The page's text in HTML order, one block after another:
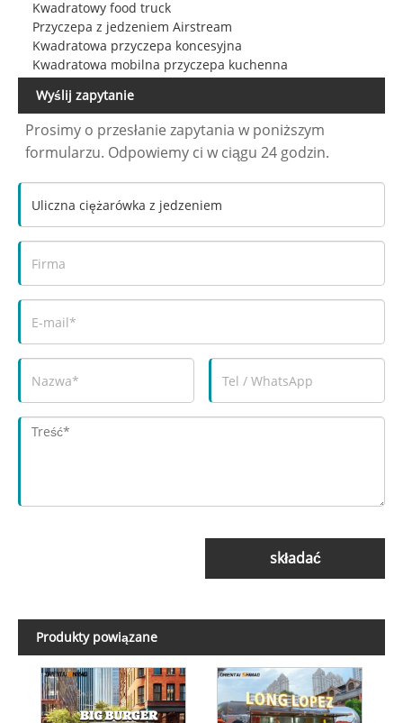
Kwadratowy food truck
Przyczepa z jedzeniem Airstream
Kwadratowa przyczepa koncesyjna
Kwadratowa mobilna przyczepa kuchenna
Wyślij zapytanie
Prosimy o przesłanie zapytania w poniższym
formularzu. Odpowiemy ci w ciągu 24 godzin.
składać
Produkty powiązane